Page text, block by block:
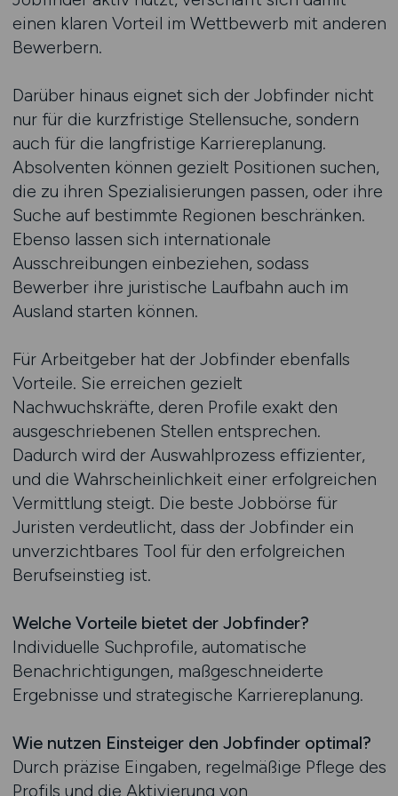
einen klaren Vorteil im Wettbewerb mit anderen
Bewerbern.
Darüber hinaus eignet sich der Jobfinder nicht
nur für die kurzfristige Stellensuche, sondern
auch für die langfristige Karriereplanung.
Absolventen können gezielt Positionen suchen,
die zu ihren Spezialisierungen passen, oder ihre
Suche auf bestimmte Regionen beschränken.
Ebenso lassen sich internationale
Ausschreibungen einbeziehen, sodass
Bewerber ihre juristische Laufbahn auch im
Ausland starten können.
Für Arbeitgeber hat der Jobfinder ebenfalls
Vorteile. Sie erreichen gezielt
Nachwuchskräfte, deren Profile exakt den
ausgeschriebenen Stellen entsprechen.
Dadurch wird der Auswahlprozess effizienter,
und die Wahrscheinlichkeit einer erfolgreichen
Vermittlung steigt. Die beste Jobbörse für
Juristen verdeutlicht, dass der Jobfinder ein
unverzichtbares Tool für den erfolgreichen
Berufseinstieg ist.
Welche Vorteile bietet der Jobfinder?
Individuelle Suchprofile, automatische
Benachrichtigungen, maßgeschneiderte
Ergebnisse und strategische Karriereplanung.
Wie nutzen Einsteiger den Jobfinder optimal?
Durch präzise Eingaben, regelmäßige Pflege des
Profils und die Aktivierung von